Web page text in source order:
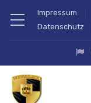
Impressum
Datenschutz